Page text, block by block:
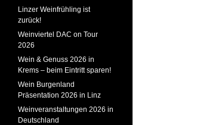
Linzer Weinfrühling ist
zurück!
Weinviertel DAC on Tour
2026
Wein & Genuss 2026 in
Krems – beim Eintritt sparen!
Wein Burgenland
Präsentation 2026 in Linz
Weinveranstaltungen 2026 in
Deutschland